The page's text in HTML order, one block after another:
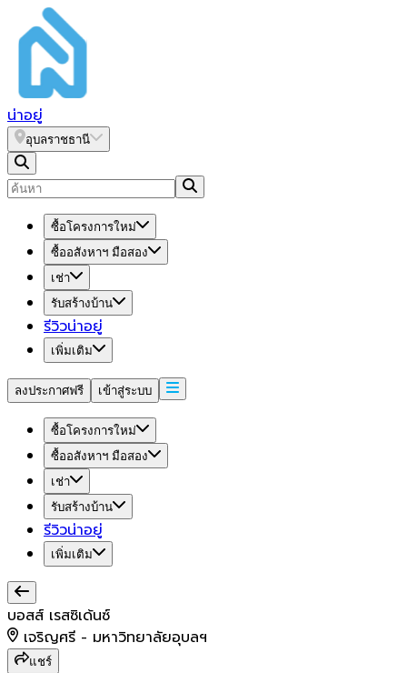
น่าอยู่
อุบลราชธานี
ซื้อโครงการใหม่
ซื้ออสังหาฯ มือสอง
เช่า
รับสร้างบ้าน
รีวิวน่าอยู่
เพิ่มเติม
ลงประกาศฟรี เข้าสู่ระบบ
ซื้อโครงการใหม่
ซื้ออสังหาฯ มือสอง
เช่า
รับสร้างบ้าน
รีวิวน่าอยู่
เพิ่มเติม
บอสส์ เรสซิเด้นซ์
เจริญศรี - มหาวิทยาลัยอุบลฯ
แชร์